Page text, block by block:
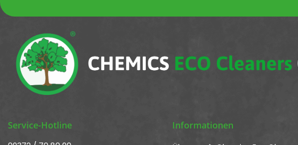
Service-Hotline Informationen